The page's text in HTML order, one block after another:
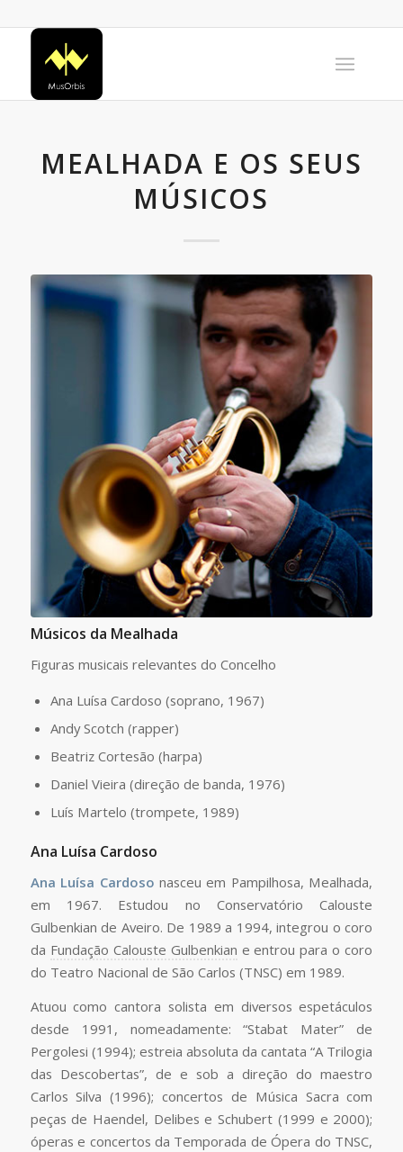
MEALHADA E OS SEUS
MÚSICOS
Músicos da Mealhada
Figuras musicais relevantes do Concelho
Ana Luísa Cardoso (soprano, 1967)
Andy Scotch (rapper)
Beatriz Cortesão (harpa)
Daniel Vieira (direção de banda, 1976)
Luís Martelo (trompete, 1989)
Ana Luísa Cardoso
Ana Luísa Cardoso nasceu em Pampilhosa, Mealhada,
em 1967. Estudou no Conservatório Calouste
Gulbenkian de Aveiro. De 1989 a 1994, integrou o coro
da Fundação Calouste Gulbenkian e entrou para o coro
do Teatro Nacional de São Carlos (TNSC) em 1989.
Atuou como cantora solista em diversos espetáculos
desde 1991, nomeadamente: “Stabat Mater” de
Pergolesi (1994); estreia absoluta da cantata “A Trilogia
das Descobertas”, de e sob a direção do maestro
Carlos Silva (1996); concertos de Música Sacra com
peças de Haendel, Delibes e Schubert (1999 e 2000);
óperas e concertos da Temporada de Ópera do TNSC,